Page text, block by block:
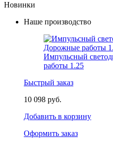
Новинки
Наше производство
Импульсный
работы 1.25
Быстрый заказ
10 098 руб.
Добавить в корзину
Оформить заказ